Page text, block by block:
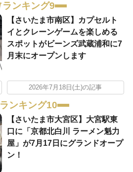
ランキング9
【さいたま市南区】カプセルト
イとクレーンゲームを楽しめる
スポットがビーンズ武蔵浦和に7
月末にオープンします
2026年7月18日(土)の記事
ランキング10
【さいたま市大宮区】大宮駅東
口に「京都北白川 ラーメン魁力
屋」が7月17日にグランドオープ
ン！